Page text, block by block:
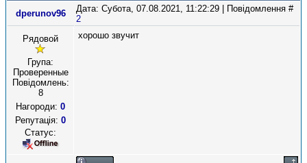
dperunov96
Дата: Субота, 07.08.2021, 11:22:29 | Повідомлення #
2
Рядовой
Група:
Проверенные
Повідомлень:
8
Нагороди: 0
Репутація: 0
Статус:
хорошо звучит